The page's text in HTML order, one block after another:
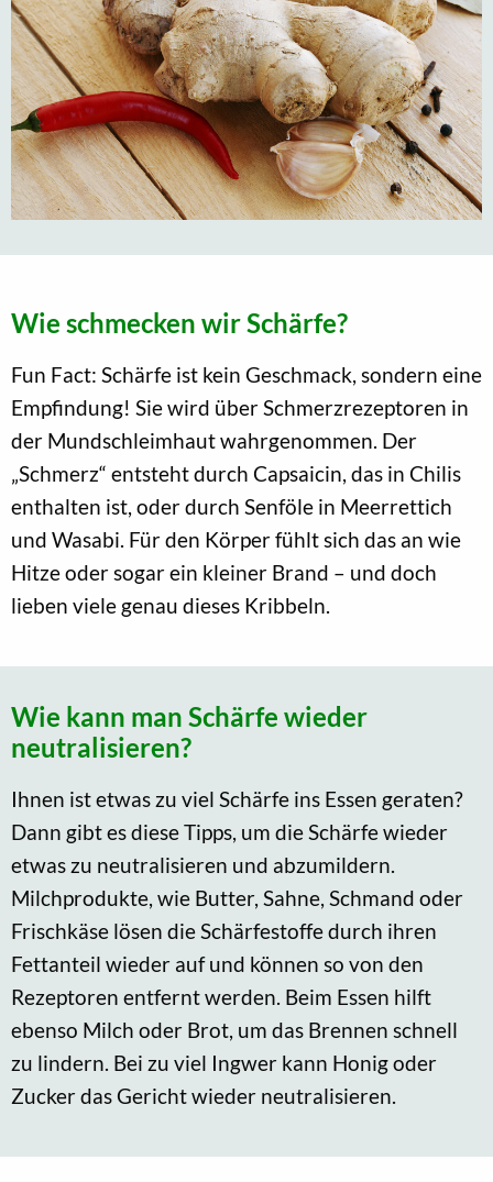
Wie schmecken wir Schärfe?
Fun Fact: Schärfe ist kein Geschmack, sondern eine
Empfindung! Sie wird über Schmerzrezeptoren in
der Mundschleimhaut wahrgenommen. Der
„Schmerz“ entsteht durch Capsaicin, das in Chilis
enthalten ist, oder durch Senföle in Meerrettich
und Wasabi. Für den Körper fühlt sich das an wie
Hitze oder sogar ein kleiner Brand – und doch
lieben viele genau dieses Kribbeln.
Wie kann man Schärfe wieder
neutralisieren?
Ihnen ist etwas zu viel Schärfe ins Essen geraten?
Dann gibt es diese Tipps, um die Schärfe wieder
etwas zu neutralisieren und abzumildern.
Milchprodukte, wie Butter, Sahne, Schmand oder
Frischkäse lösen die Schärfestoffe durch ihren
Fettanteil wieder auf und können so von den
Rezeptoren entfernt werden. Beim Essen hilft
ebenso Milch oder Brot, um das Brennen schnell
zu lindern. Bei zu viel Ingwer kann Honig oder
Zucker das Gericht wieder neutralisieren.